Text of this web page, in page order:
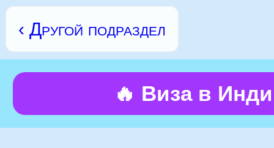
‹ Другой подраздел
🔥 Виза в